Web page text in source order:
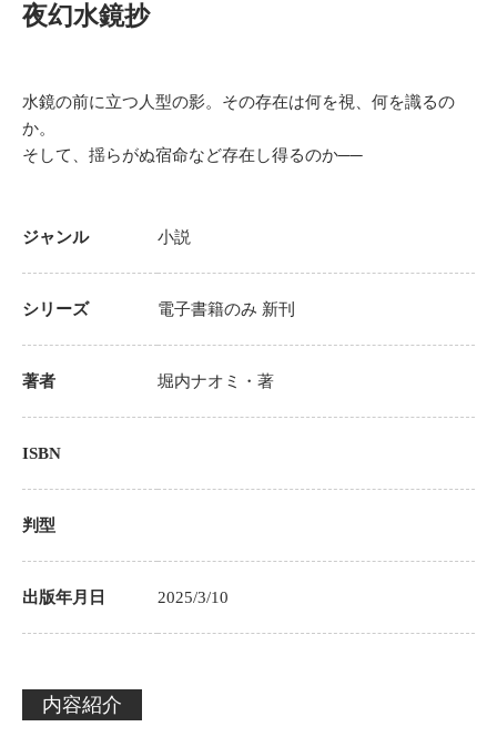
夜幻水鏡抄
水鏡の前に立つ人型の影。その存在は何を視、何を識るの
か。
そして、揺らがぬ宿命など存在し得るのか──
ジャンル 小説
シリーズ 電子書籍のみ 新刊
著者 堀内ナオミ ・著
ISBN
判型
出版年月日 2025/3/10
内容紹介